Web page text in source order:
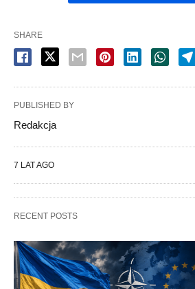
SHARE
PUBLISHED BY
Redakcja
7 LAT AGO
RECENT POSTS